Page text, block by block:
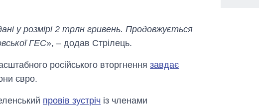
у розмірі 2 трлн гривень. Продовжується
ГЕС», – додав Стрілець.
російського вторгнення завдає
євро.
провів зустріч із членами